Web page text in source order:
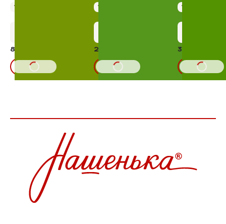
Упаковка 900 г
827,17 ₽
В КОРЗИНУ
Упаковка 400 г
276,00 ₽
В КОРЗИНУ
Упаковка 400 г
396,00 ₽
В КОРЗИНУ